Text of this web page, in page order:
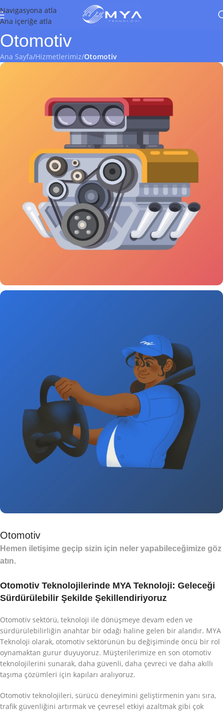
Navigasyona atla
Ana içeriğe atla
Otomotiv
Ana Sayfa/Hizmetlerimiz/Otomotiv
Otomotiv
Hemen iletişime geçip sizin için neler yapabileceğimize göz
atın.
Otomotiv Teknolojilerinde MYA Teknoloji: Geleceği
Sürdürülebilir Şekilde Şekillendiriyoruz
Otomotiv sektörü, teknoloji ile dönüşmeye devam eden ve
sürdürülebilirliğin anahtar bir odağı haline gelen bir alandır. MYA
Teknoloji olarak, otomotiv sektörünün bu değişiminde öncü bir rol
oynamaktan gurur duyuyoruz. Müşterilerimize en son otomotiv
teknolojilerini sunarak, daha güvenli, daha çevreci ve daha akıllı
taşıma çözümleri için kapıları aralıyoruz.
Otomotiv teknolojileri, sürücü deneyimini geliştirmenin yanı sıra,
trafik güvenliğini artırmak ve çevresel etkiyi azaltmak gibi çok